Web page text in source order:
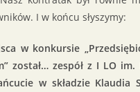
I w końcu słyszymy:
w konkursie
został… zespół z I LO im.
w składzie Klaudia